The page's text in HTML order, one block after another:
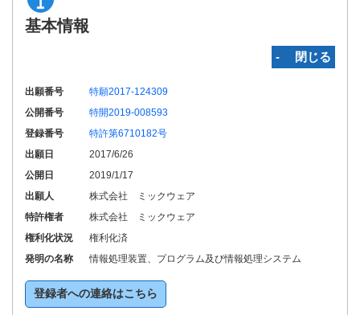
基本情報
‐ 閉じる
出願番号
特願2017-124309
公開番号
特開2019-008593
登録番号
特許第6710182号
出願日
2017/6/26
公開日
2019/1/17
出願人
株式会社 ミックウェア
特許権者
株式会社 ミックウェア
権利化状況
権利化済
発明の名称
情報処理装置、プログラム及び情報処理システム
登録者への連絡はこちら